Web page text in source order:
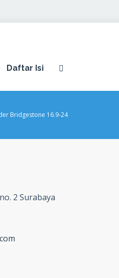
Daftar Isi
Bridgestone 16.9-24
2 Surabaya